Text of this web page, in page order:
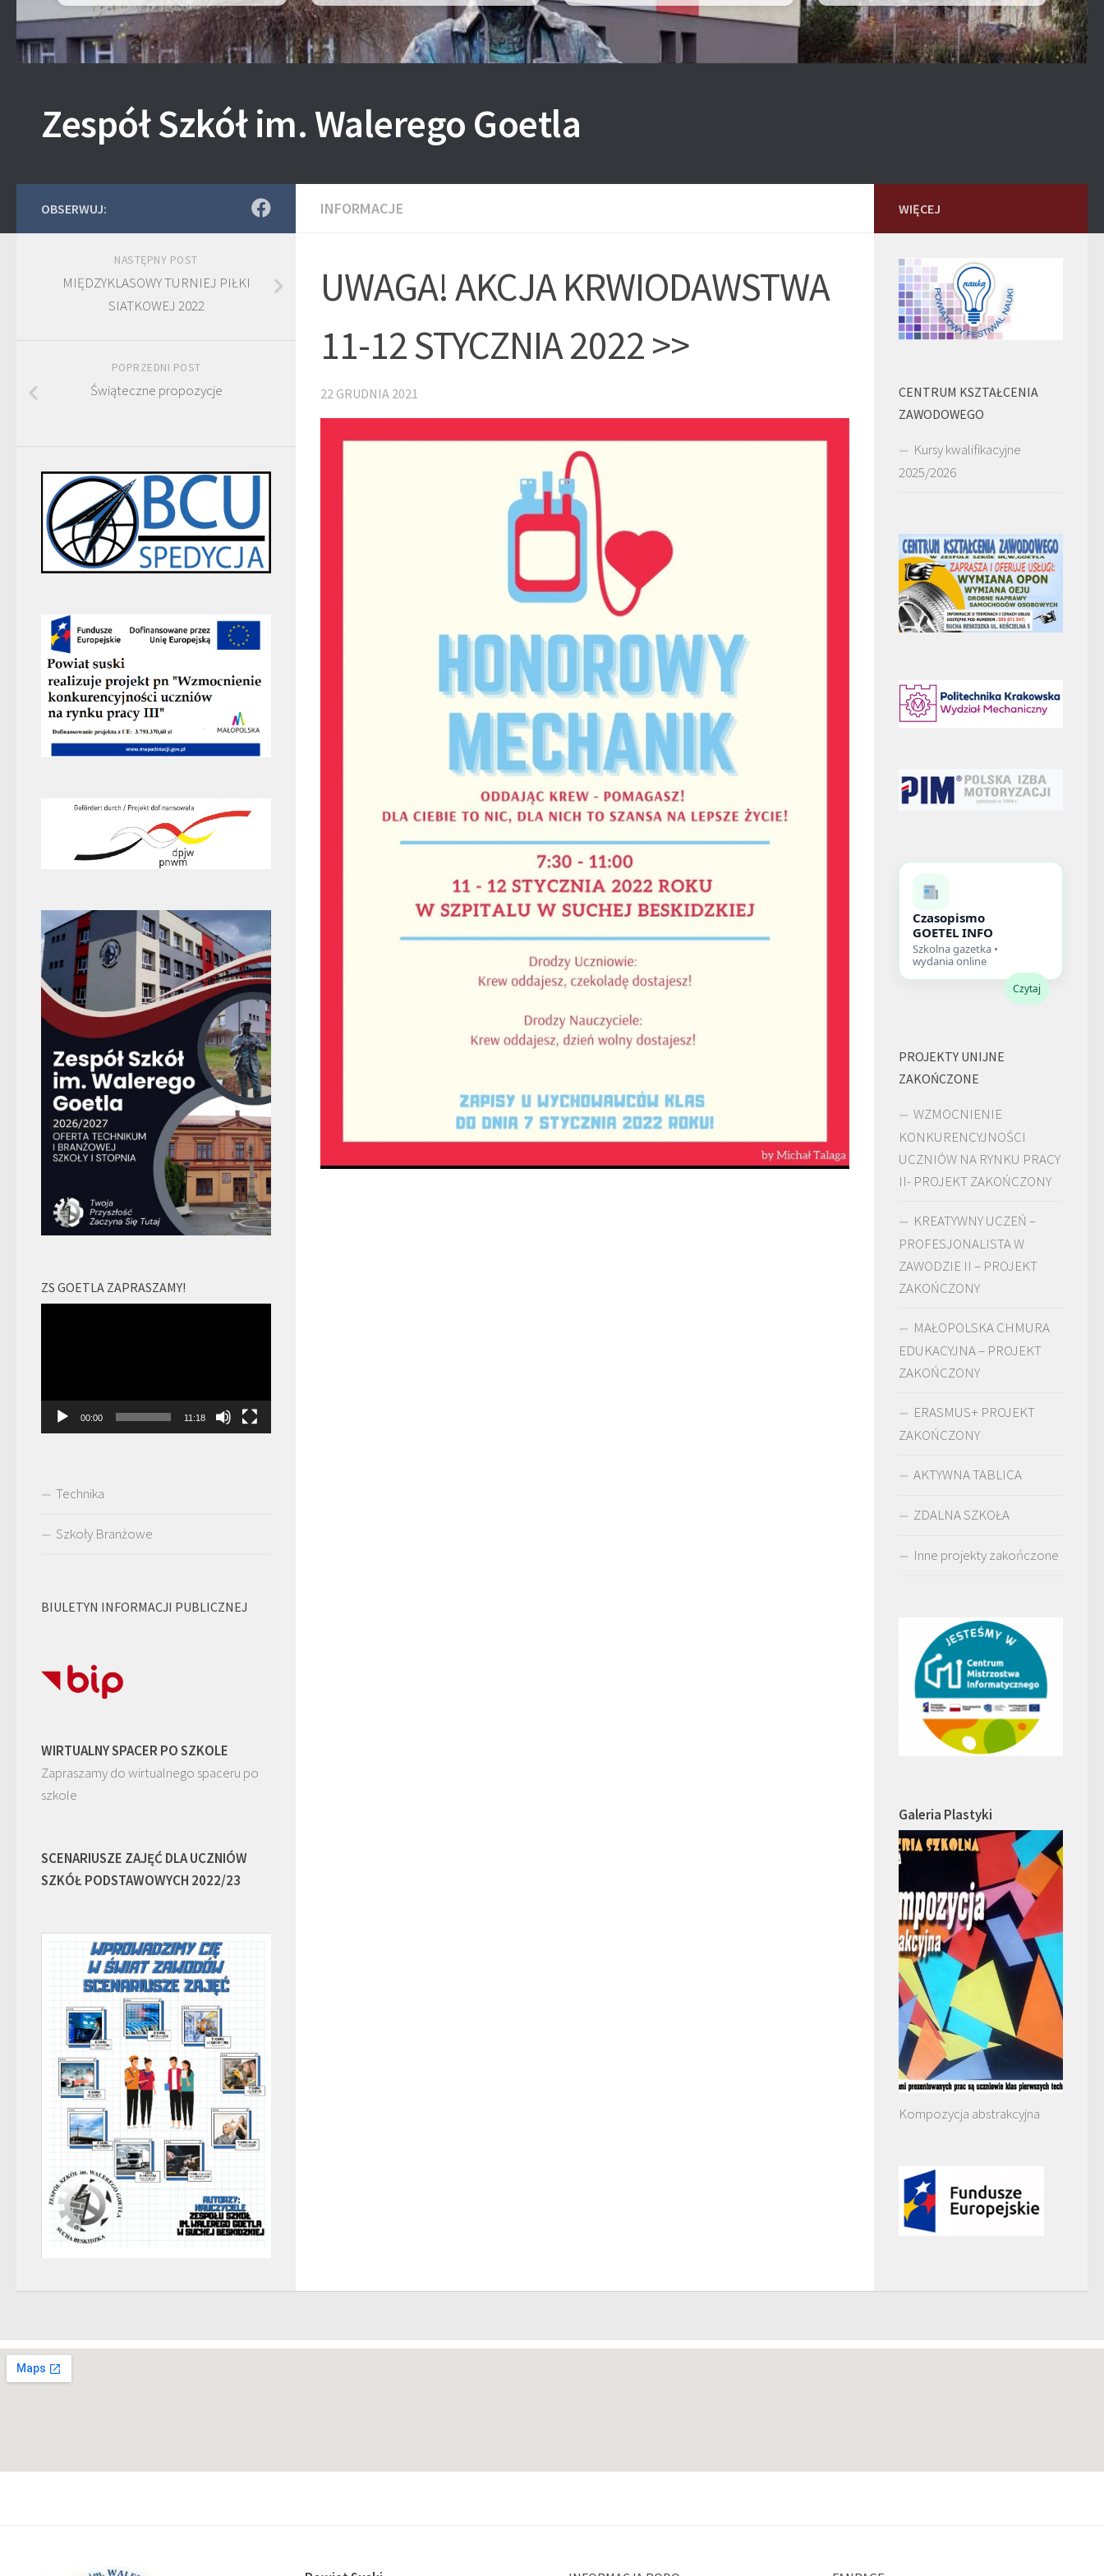
Zespół Szkół im. Walerego Goetla
INFORMACJE
UWAGA! AKCJA KRWIODAWSTWA
11-12 STYCZNIA 2022 >>
22 GRUDNIA 2021
OBSERWUJ:
NASTĘPNY POST
MIĘDZYKLASOWY TURNIEJ PIŁKI
SIATKOWEJ 2022
POPRZEDNI POST
Świąteczne propozycje
ZS GOETLA ZAPRASZAMY!
00:00 11:18
Technika
Szkoły Branżowe
BIULETYN INFORMACJI PUBLICZNEJ
WIRTUALNY SPACER PO SZKOLE
Zapraszamy do wirtualnego spaceru po
szkole
SCENARIUSZE ZAJĘĆ DLA UCZNIÓW
SZKÓŁ PODSTAWOWYCH 2022/23
WIĘCEJ
CENTRUM KSZTAŁCENIA
ZAWODOWEGO
Kursy kwalifikacyjne
2025/2026
Czasopismo
GOETEL INFO
Szkolna gazetka •
wydania online
Czytaj
PROJEKTY UNIJNE
ZAKOŃCZONE
WZMOCNIENIE
KONKURENCYJNOŚCI
UCZNIÓW NA RYNKU PRACY
II- PROJEKT ZAKOŃCZONY
KREATYWNY UCZEŃ –
PROFESJONALISTA W
ZAWODZIE II – PROJEKT
ZAKOŃCZONY
MAŁOPOLSKA CHMURA
EDUKACYJNA – PROJEKT
ZAKOŃCZONY
ERASMUS+ PROJEKT
ZAKOŃCZONY
AKTYWNA TABLICA
ZDALNA SZKOŁA
Inne projekty zakończone
Galeria Plastyki
Kompozycja abstrakcyjna